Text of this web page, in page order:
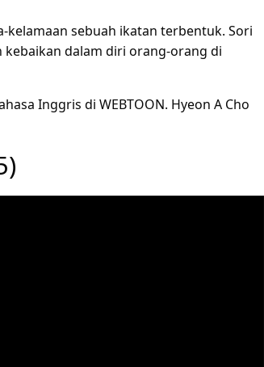
sebuah ikatan terbentuk. Sori
dalam diri orang-orang di
Inggris di WEBTOON. Hyeon A Cho